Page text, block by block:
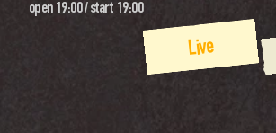
open 19:00 / start 19:00
Live